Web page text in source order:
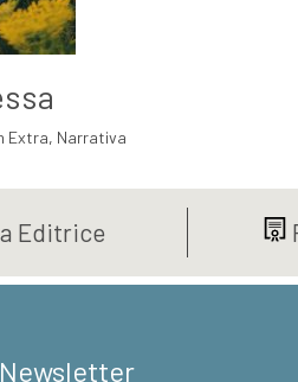
Extra, Narrativa
Editrice